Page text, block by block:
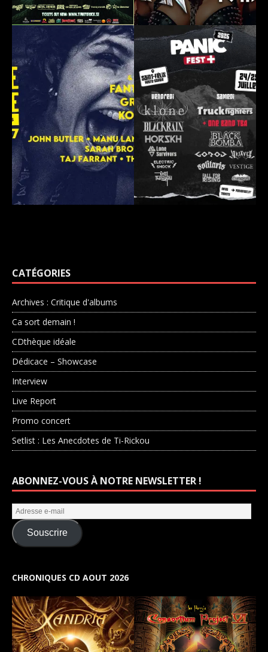
CATÉGORIES
Archives : Critique d'albums
Ca sort demain !
CDthèque idéale
Dédicace – Showcase
Interview
Live Report
Promo concert
Setlist : Les Anecdotes de Ti-Rickou
ABONNEZ-VOUS À NOTRE NEWSLETTER !
Souscrire
CHRONIQUES CD AOUT 2026